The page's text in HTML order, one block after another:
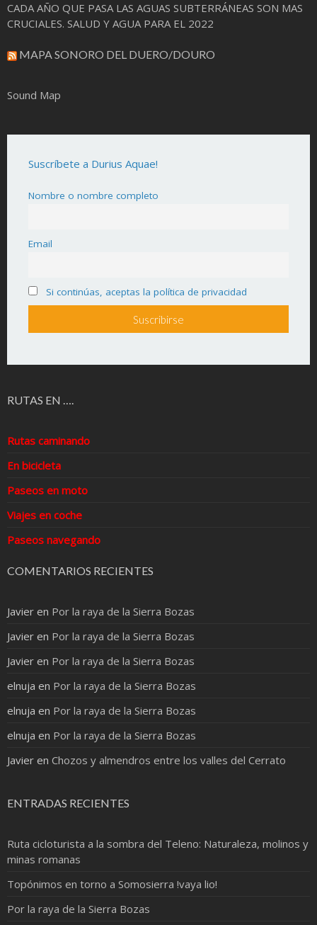
CADA AÑO QUE PASA LAS AGUAS SUBTERRÁNEAS SON MAS
CRUCIALES. SALUD Y AGUA PARA EL 2022
MAPA SONORO DEL DUERO/DOURO
Sound Map
Suscríbete a Durius Aquae!
Nombre o nombre completo
Email
Si continúas, aceptas la política de privacidad
RUTAS EN ….
Rutas caminando
En bicicleta
Paseos en moto
Viajes en coche
Paseos navegando
COMENTARIOS RECIENTES
Javier en Por la raya de la Sierra Bozas
Javier en Por la raya de la Sierra Bozas
Javier en Por la raya de la Sierra Bozas
elnuja en Por la raya de la Sierra Bozas
elnuja en Por la raya de la Sierra Bozas
elnuja en Por la raya de la Sierra Bozas
Javier en Chozos y almendros entre los valles del Cerrato
ENTRADAS RECIENTES
Ruta cicloturista a la sombra del Teleno: Naturaleza, molinos y
minas romanas
Topónimos en torno a Somosierra !vaya lio!
Por la raya de la Sierra Bozas